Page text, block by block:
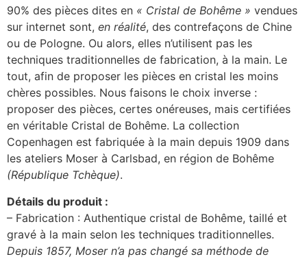
90% des pièces dites en « Cristal de Bohême » vendues
sur internet sont, en réalité, des contrefaçons de Chine
ou de Pologne. Ou alors, elles n’utilisent pas les
techniques traditionnelles de fabrication, à la main. Le
tout, afin de proposer les pièces en cristal les moins
chères possibles. Nous faisons le choix inverse :
proposer des pièces, certes onéreuses, mais certifiées
en véritable Cristal de Bohême. La collection
Copenhagen est fabriquée à la main depuis 1909 dans
les ateliers Moser à Carlsbad, en région de Bohême
(République Tchèque).
Détails du produit :
– Fabrication : Authentique cristal de Bohême, taillé et
gravé à la main selon les techniques traditionnelles.
Depuis 1857, Moser n’a pas changé sa méthode de